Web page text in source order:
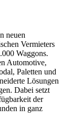
neuen
Vermieters
Waggons.
Automotive,
Paletten und
Lösungen
Dabei setzt
der
in ganz